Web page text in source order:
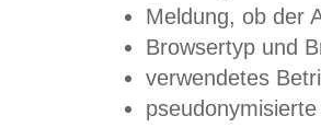
Meldung, ob der
Browsertyp und
verwendetes